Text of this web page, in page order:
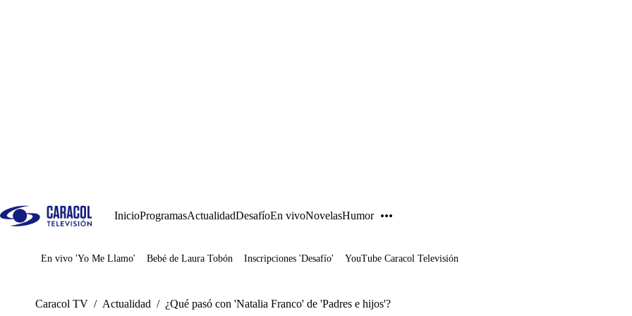
InicioProgramasActualidadDesafíoEn vivoNovelasHumor
Juegos
En vivo 'Yo Me Llamo' Bebé de Laura Tobón Inscripciones 'Desafío' YouTube Caracol Televisión
Caracol TV / Actualidad / ¿Qué pasó con 'Natalia Franco' de 'Padres e hijos'?